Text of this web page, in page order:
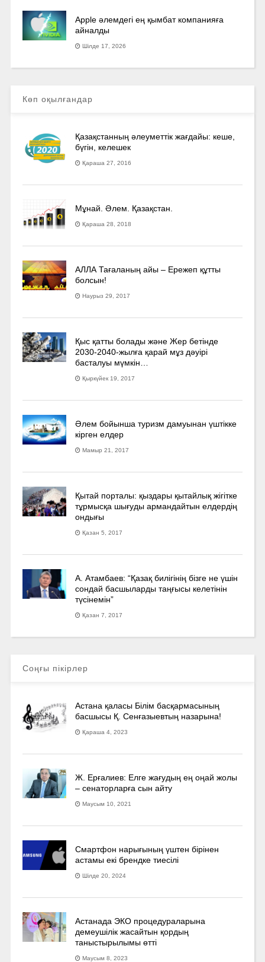
Apple әлемдегі ең қымбат компанияға
айналды
Шілде 17, 2026
Көп оқылғандар
Қазақстанның әлеуметтік жағдайы: кеше,
бүгін, келешек
Қараша 27, 2016
Мұнай. Әлем. Қазақстан.
Қараша 28, 2018
АЛЛА Тағаланың айы – Ережеп құтты
болсын!
Наурыз 29, 2017
Қыс қатты болады және Жер бетінде
2030-2040­-жылға қарай мұз дәуірі
басталуы мүмкін…
Қыркүйек 19, 2017
Әлем бойынша туризм дамуынан үштікке
кірген елдер
Мамыр 21, 2017
Қытай порталы: қыздары қытайлық жігітке
тұрмысқа шығуды армандайтын елдердің
ондығы
Қазан 5, 2017
А. Атамбаев: “Қазақ билігінің бізге не үшін
сондай басшыларды таңғысы келетінін
түсінемін”
Қазан 7, 2017
Соңғы пікірлер
Астана қаласы Білім басқармасының
басшысы Қ. Сенғазыевтың назарына!
Қараша 4, 2023
Ж. Ерғалиев: Елге жағудың ең оңай жолы
– сенаторларға сын айту
Маусым 10, 2021
Смартфон нарығының үштен бірінен
астамы екі брендке тиесілі
Шілде 20, 2024
Астанада ЭКО процедураларына
демеушілік жасайтын қордың
таныстырылымы өтті
Маусым 8, 2023